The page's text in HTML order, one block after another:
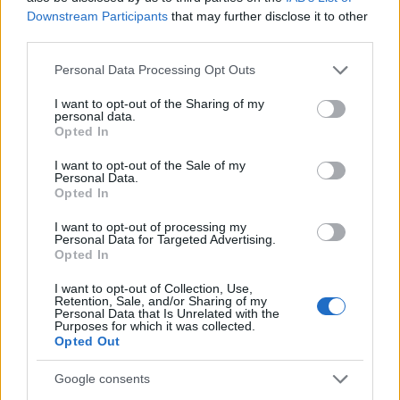
Downstream Participants that may further disclose it to other
Please note that this website/app uses one or more Google
not limited to your visit or usage behaviour. You may click to
grant or deny consent to Google and its third-party tags to
use your data for below specified purposes in below Google
consent section.
Personal Data Processing Opt Outs
I want to opt-out of the Sharing of my
personal data.
Opted In
I want to opt-out of the Sale of my
Personal Data.
Opted In
I want to opt-out of processing my
Personal Data for Targeted Advertising.
Opted In
I want to opt-out of Collection, Use,
Retention, Sale, and/or Sharing of my
Personal Data that Is Unrelated with the
Purposes for which it was collected.
Opted Out
Google consents
X35 5G Modem-RF System, ένα από τα πρώτα
εμπορικά διαθέσιμα μόντεμ 5G RedCap, προωθεί μια
ενοποιημένη πλατφόρμα 5G για ευρυζωνικές
επέκταση του οικοσυστήματος 5G σε νέες συσκευές,
form factors και εμπειρίες. Το TCL LINKKEY IK511 είναι
μια προηγμένη εφαρμογή του RedCap που καθιστά
εύκολη και γρήγορη τη συνδεσιμότητα 5G σε νέες
Gautam Sheoran, Αντιπρόεδρος, Product
Management, Qualcomm Technologies, Inc.
Η TCL ηγείται στον παγκόσμιο τομέα MBB εδώ και
πολλά χρόνια, είμαστε πάντα αφοσιωμένοι στην
ανάπτυξη κορυφαίων και πρακτικών προϊόντων για
να βοηθήσουμε τους χρήστες σε όλο τον κόσμο να
‘συνδέσουν τους μη συνδεδεμένους, να